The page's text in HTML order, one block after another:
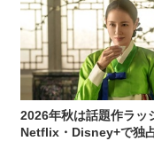
2026年秋は話題作ラッ
Netflix・Disney+で独